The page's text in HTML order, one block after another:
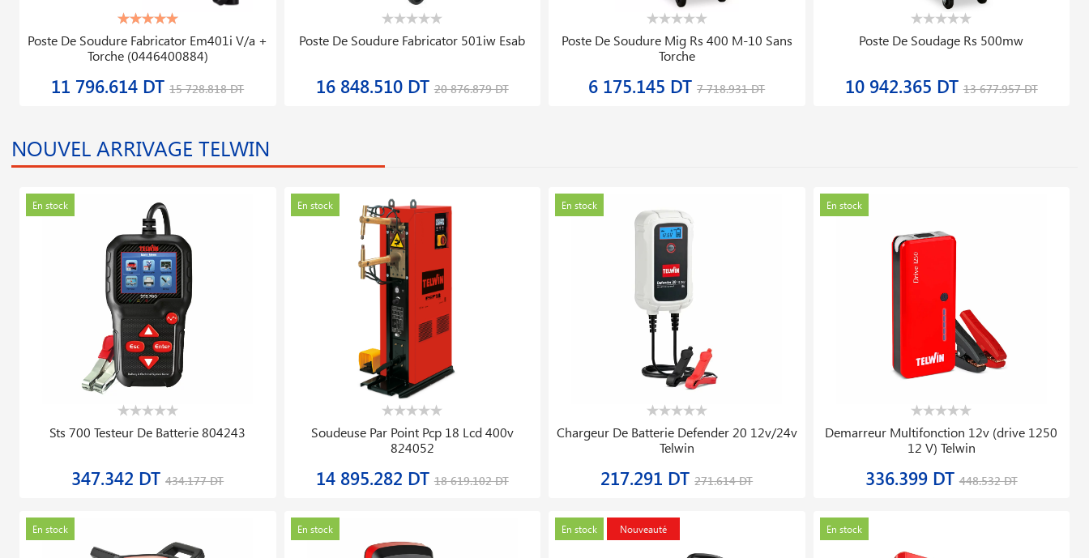
Poste De Soudure Fabricator Em401i V/a +
Torche (0446400884)
11 796.614 DT15 728.818 DT
Poste De Soudure Fabricator 501iw Esab
16 848.510 DT 20 876.879 DT
Poste De Soudure Mig Rs 400 M-10 Sans
Torche
6 175.145 DT7 718.931 DT
Poste De Soudage Rs 500mw
10 942.365 DT 13 677.957 DT
NOUVEL ARRIVAGE TELWIN
En stock
Sts 700 Testeur De Batterie 804243
347.342 DT434.177 DT
En stock
Soudeuse Par Point Pcp 18 Lcd 400v
824052
14 895.282 DT 18 619.102 DT
En stock
Chargeur De Batterie Defender 20 12v/24v
Telwin
217.291 DT271.614 DT
En stock
Demarreur Multifonction 12v (drive 1250
12 V) Telwin
336.399 DT 448.532 DT
En stock En stock En stock Nouveauté En stock